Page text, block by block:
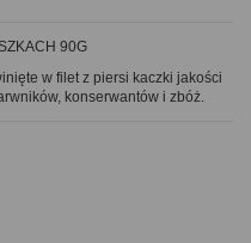
90G
w filet z piersi kaczki jakości
konserwantów i zbóż.